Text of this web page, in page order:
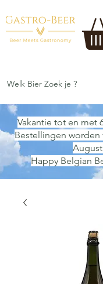
Vakantie tot en met
Bestellingen worden
Happy Belgian